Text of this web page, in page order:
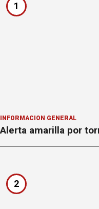
1
INFORMACION GENERAL
Alerta amarilla por
2